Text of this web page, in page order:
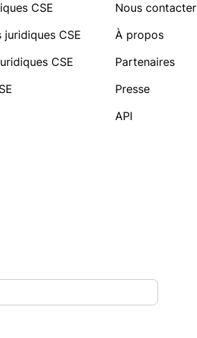
CSE
juridiques CSE
CSE
Nous contacter
À propos
Partenaires
Presse
API